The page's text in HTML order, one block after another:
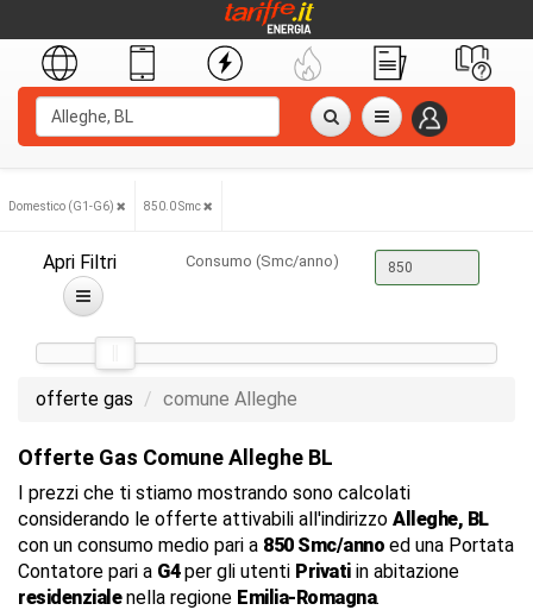
Domestico (G1-G6) 850.0 Smc
Apri Filtri Consumo (Smc/anno)
offerte gas comune Alleghe
Offerte Gas Comune Alleghe BL
I prezzi che ti stiamo mostrando sono calcolati
considerando le offerte attivabili all'indirizzo Alleghe, BL
con un consumo medio pari a 850 Smc/anno ed una Portata
Contatore pari a G4per gli utenti Privatiin abitazione
residenzialenella regione Emilia-Romagna.